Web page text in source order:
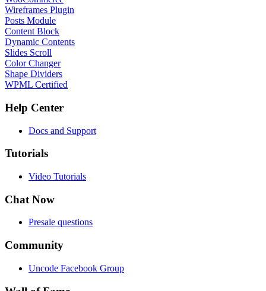
Wireframes Plugin
Posts Module
Content Block
Dynamic Contents
Slides Scroll
Color Changer
Shape Dividers
WPML Certified
Help Center
Docs and Support
Tutorials
Video Tutorials
Chat Now
Presale questions
Community
Uncode Facebook Group